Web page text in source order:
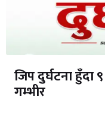
जिप दुर्घटना
गम्भीर